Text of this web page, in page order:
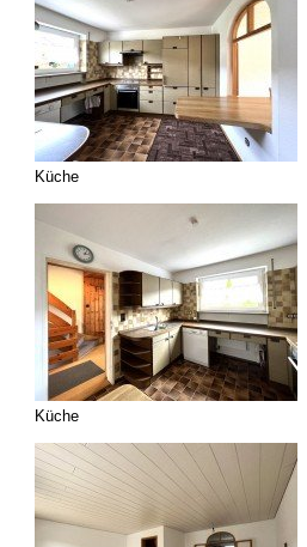
Küche
Küche